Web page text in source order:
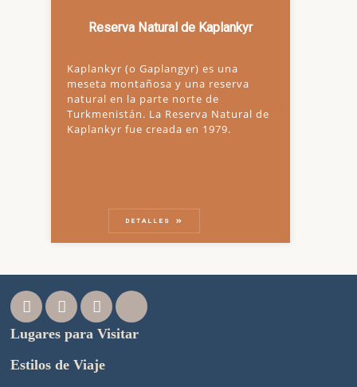
Reserva Natural de Kaplankyr
Kaplankyr (o Gaplangyr) es una
meseta montañosa y una reserva
natural en la parte norte de
Turkmenistán. La Reserva Natural de
Kaplankyr fue creada en 1979.
DETALLES
Lugares para Visitar
Estilos de Viaje